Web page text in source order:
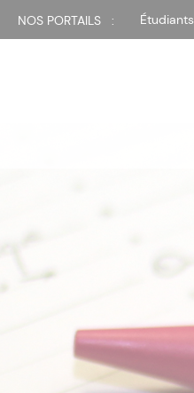
NOS PORTAILS : Étudiants